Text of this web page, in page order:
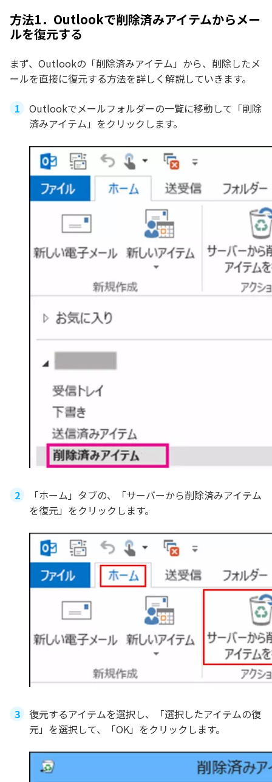
方法1．Outlookで削除済みアイテムからメー
ルを復元する
まず、Outlookの「削除済みアイテム」から、削除したメ
ールを直接に復元する方法を詳しく解説していきます。
Outlookでメールフォルダーの一覧に移動して「削除
済みアイテム」をクリックします。
「ホーム」タブの、「サーバーから削除済みアイテム
を復元」をクリックします。
復元するアイテムを選択し、「選択したアイテムの復
元」を選択して、「OK」をクリックします。